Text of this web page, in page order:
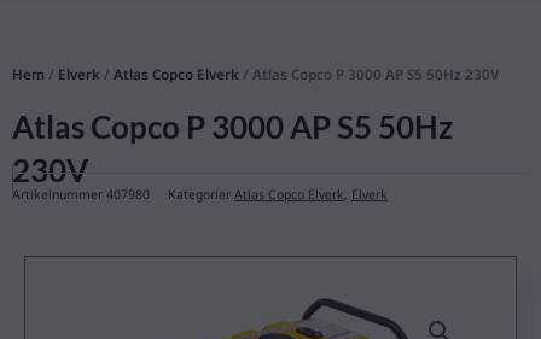
Hem / Elverk / Atlas Copco Elverk / Atlas Copco P 3000 AP S5 50Hz 230V
Atlas Copco P 3000 AP S5 50Hz
230V
Artikelnummer 407980 Kategorier Atlas Copco Elverk, Elverk